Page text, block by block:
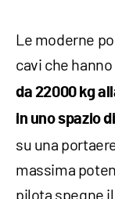
Le moderne
cavi che
da 22000 kg
in uno spazio
su una
massima
pilota spegne